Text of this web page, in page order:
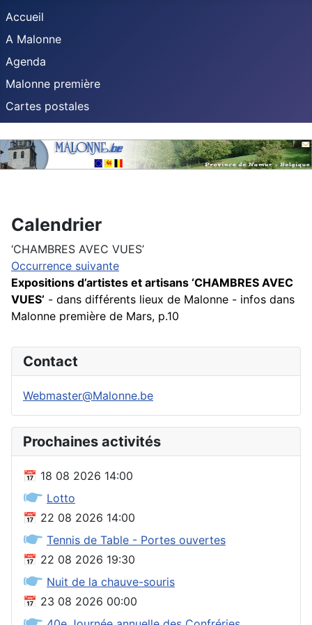
Accueil
A Malonne
Agenda
Malonne première
Cartes postales
Calendrier
‘CHAMBRES AVEC VUES’
Occurrence suivante
Expositions d’artistes et artisans ‘CHAMBRES AVEC
VUES’ - dans différents lieux de Malonne - infos dans
Malonne première de Mars, p.10
Contact
Webmaster@Malonne.be
Prochaines activités
📅 18 08 2026 14:00
🖝 Lotto
📅 22 08 2026 14:00
🖝 Tennis de Table - Portes ouvertes
📅 22 08 2026 19:30
🖝 Nuit de la chauve-souris
📅 23 08 2026 00:00